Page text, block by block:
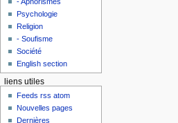
Psychologie
Religion
- Soufisme
Société
English section
liens utiles
Feeds rss atom
Nouvelles pages
Dernières